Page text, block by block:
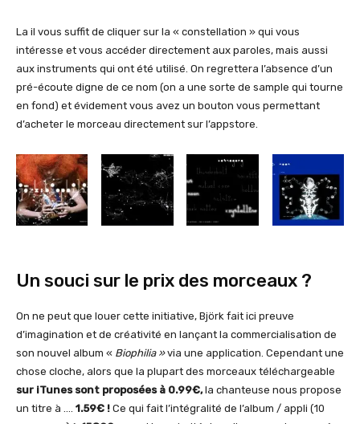
La il vous suffit de cliquer sur la « constellation » qui vous
intéresse et vous accéder directement aux paroles, mais aussi
aux instruments qui ont été utilisé. On regrettera l’absence d’un
pré-écoute digne de ce nom (on a une sorte de sample qui tourne
en fond) et évidement vous avez un bouton vous permettant
d’acheter le morceau directement sur l’appstore.
Un souci sur le prix des morceaux ?
On ne peut que louer cette initiative, Björk fait ici preuve
d’imagination et de créativité en lançant la commercialisation de
son nouvel album « Biophilia »via une application. Cependant une
chose cloche, alors que la plupart des morceaux téléchargeable
sur iTunes sont proposées à 0.99€,la chanteuse nous propose
un titre à …. 1.59€ ! Ce qui fait l’intégralité de l’album / appli (10